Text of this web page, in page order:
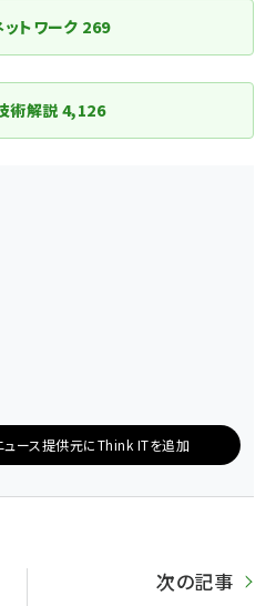
ジ
送
り
ットワーク 269
術解説 4,126
ュース提供元にThink ITを追加
次の記事